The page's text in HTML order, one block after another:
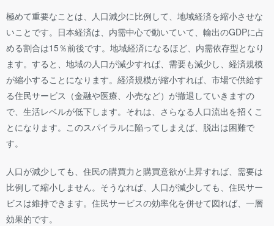
極めて重要なことは、人口減少に比例して、地域経済を縮小させな
いことです。日本経済は、内需中心で動いていて、輸出のGDPに占
める割合は15％前後です。地域経済になるほど、内需依存型となり
ます。すると、地域の人口が減少すれば、需要も減少し、経済規模
が縮小することになります。経済規模が縮小すれば、市場で供給す
る住民サービス（金融や医療、小売など）が撤退していきますの
で、生活レベルが低下します。それは、さらなる人口流出を招くこ
とになります。このスパイラルに陥ってしまえば、脱出は困難で
す。
人口が減少しても、住民の購買力と購買意欲が上昇すれば、需要は
比例して縮小しません。そうなれば、人口が減少しても、住民サー
ビスは維持できます。住民サービスの効率化を併せて図れば、一層
効果的です。